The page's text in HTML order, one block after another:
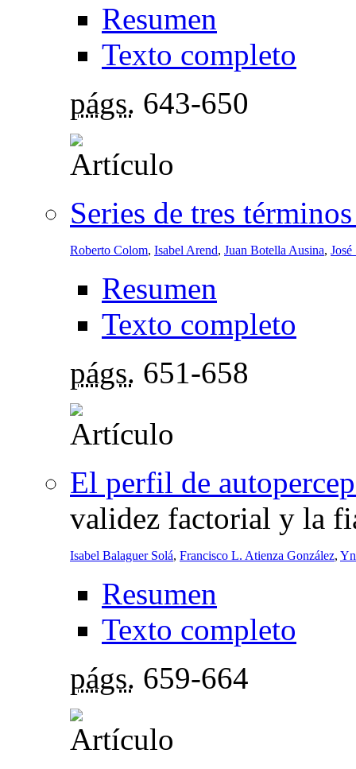
Resumen
Texto completo
págs. 643-650
Series de tres
Roberto Colom, Isabel Arend, Juan Botella Ausina, José
Resumen
Texto completo
págs. 651-658
El perfil de
validez factorial y la
Isabel Balaguer Solá, Francisco L. Atienza González,
Resumen
Texto completo
págs. 659-664